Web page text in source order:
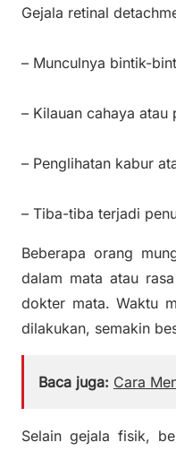
Gejala retinal
– Munculnya bintik-
– Kilauan cahaya
– Penglihatan kabur
– Tiba-tiba terjadi
Beberapa orang
dalam mata atau
dokter mata. Waktu
dilakukan, semakin
Baca juga: Cara
Selain gejala fisik,